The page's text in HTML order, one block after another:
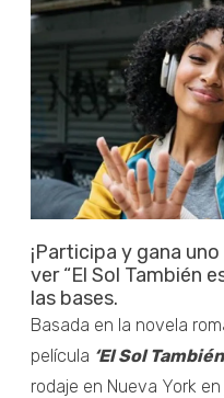
¡Participa y gana
ver “El Sol También
las bases.
Basada en la novela
película ‘El Sol
rodaje en Nueva York